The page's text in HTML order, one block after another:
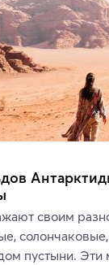
своим
пустыни. Эти